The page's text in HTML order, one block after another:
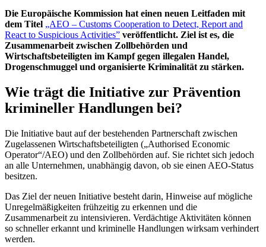
Die Europäische Kommission hat einen neuen Leitfaden mit
dem Titel „AEO – Customs Cooperation to Detect, Report and
React to Suspicious Activities” veröffentlicht. Ziel ist es, die
Zusammenarbeit zwischen Zollbehörden und
Wirtschaftsbeteiligten im Kampf gegen illegalen Handel,
Drogenschmuggel und organisierte Kriminalität zu stärken.
Wie trägt die Initiative zur Prävention
krimineller Handlungen bei?
Die Initiative baut auf der bestehenden Partnerschaft zwischen
Zugelassenen Wirtschaftsbeteiligten („Authorised Economic
Operator“/AEO) und den Zollbehörden auf. Sie richtet sich jedoch
an alle Unternehmen, unabhängig davon, ob sie einen AEO-Status
besitzen.
Das Ziel der neuen Initiative besteht darin, Hinweise auf mögliche
Unregelmäßigkeiten frühzeitig zu erkennen und die
Zusammenarbeit zu intensivieren. Verdächtige Aktivitäten können
so schneller erkannt und kriminelle Handlungen wirksam verhindert
werden.